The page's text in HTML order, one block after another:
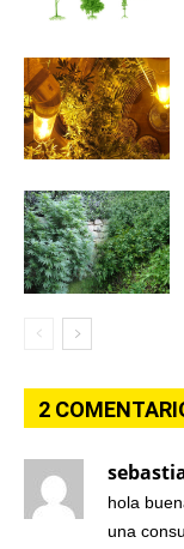
2
hola
una